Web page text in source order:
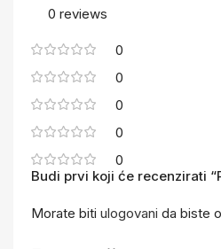
0 reviews
0
0
0
0
0
Budi prvi koji će recenzirati
Morate biti ulogovani da biste